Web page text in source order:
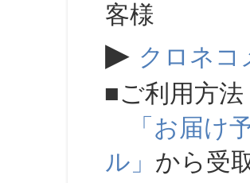
客様
▶ クロネコ
■ご利用方法
「お届け
ル」 から受